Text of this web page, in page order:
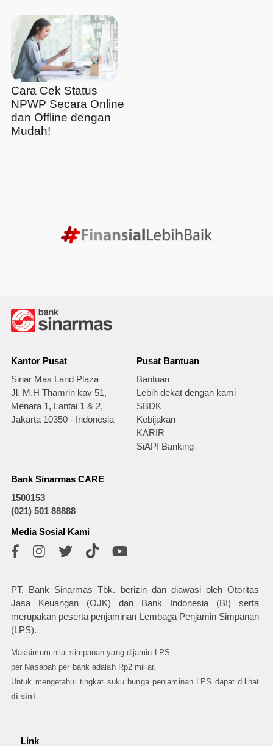
Cara Cek Status
NPWP Secara Online
dan Offline dengan
Mudah!
Kantor Pusat
Sinar Mas Land Plaza
Jl. M.H Thamrin kav 51,
Menara 1, Lantai 1 & 2,
Jakarta 10350 - Indonesia
Pusat Bantuan
Bantuan
Lebih dekat dengan kami
SBDK
Kebijakan
KARIR
SiAPI Banking
Bank Sinarmas CARE
1500153
(021) 501 88888
Media Sosial Kami
PT. Bank Sinarmas Tbk. berizin dan diawasi oleh Otoritas
Jasa Keuangan (OJK) dan Bank Indonesia (BI) serta
merupakan peserta penjaminan Lembaga Penjamin Simpanan
(LPS).
Maksimum nilai simpanan yang dijamin LPS
per Nasabah per bank adalah Rp2 miliar.
Untuk mengetahui tingkat suku bunga penjaminan LPS dapat dilihat
di sini
Link